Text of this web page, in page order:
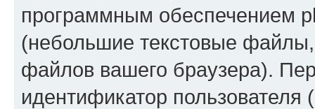
программным обеспечением
(небольшие текстовые
файлов вашего браузера).
идентификатор